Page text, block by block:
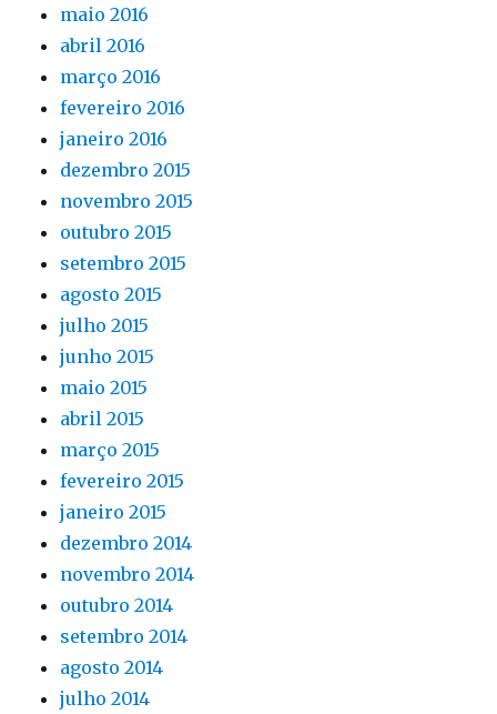
maio 2016
abril 2016
março 2016
fevereiro 2016
janeiro 2016
dezembro 2015
novembro 2015
outubro 2015
setembro 2015
agosto 2015
julho 2015
junho 2015
maio 2015
abril 2015
março 2015
fevereiro 2015
janeiro 2015
dezembro 2014
novembro 2014
outubro 2014
setembro 2014
agosto 2014
julho 2014